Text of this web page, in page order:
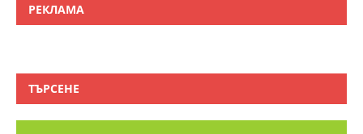
РЕКЛАМА
ТЪРСЕНЕ